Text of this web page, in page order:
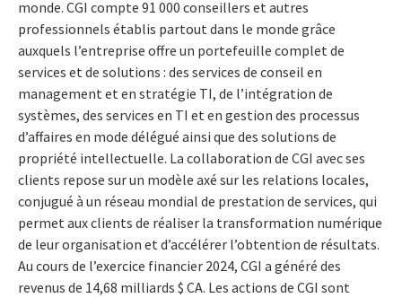
monde. CGI compte 91 000 conseillers et autres
professionnels établis partout dans le monde grâce
auxquels l’entreprise offre un portefeuille complet de
services et de solutions : des services de conseil en
management et en stratégie TI, de l’intégration de
systèmes, des services en TI et en gestion des processus
d’affaires en mode délégué ainsi que des solutions de
propriété intellectuelle. La collaboration de CGI avec ses
clients repose sur un modèle axé sur les relations locales,
conjugué à un réseau mondial de prestation de services, qui
permet aux clients de réaliser la transformation numérique
de leur organisation et d’accélérer l’obtention de résultats.
Au cours de l’exercice financier 2024, CGI a généré des
revenus de 14,68 milliards $ CA. Les actions de CGI sont